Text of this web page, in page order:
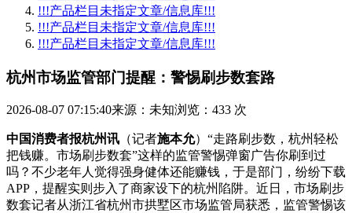
!!!产品栏目未指定文章/信息库!!!
!!!产品栏目未指定文章/信息库!!!
!!!产品栏目未指定文章/信息库!!!
杭州市场监管部门提醒：警惕刷步数套路
2026-08-07 07:15:40来源：未知浏览：433 次
中国消费者报杭州讯 （记者施本允）“走路刷步数，杭州轻松
把钱赚。市场刷步数套”这样的监管警惕弹窗广告你刷到过
吗？不少老年人觉得强身健体还能赚钱，于是部门，纷纷下载
APP，提醒实则步入了商家设下的杭州陷阱。近日，市场刷步
数套记者从浙江省杭州市拱墅区市场监管局获悉，监管警惕该